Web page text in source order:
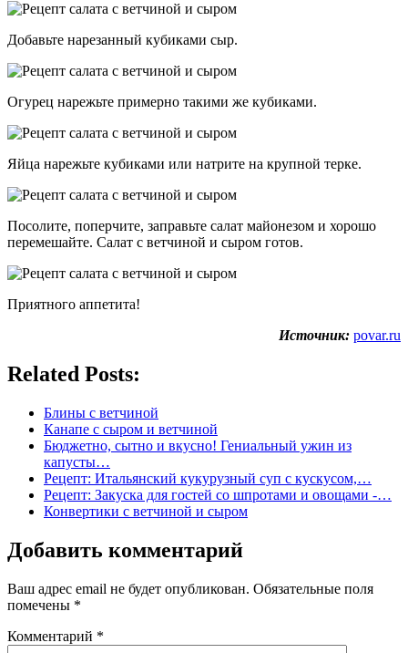
Добавьте нарезанный кубиками сыр.
Огурец нарежьте примерно такими же кубиками.
Яйца нарежьте кубиками или натрите на крупной терке.
Посолите, поперчите, заправьте салат майонезом и хорошо
перемешайте. Салат с ветчиной и сыром готов.
Приятного аппетита!
Источник: povar.ru
Related Posts:
Блины с ветчиной
Канапе с сыром и ветчиной
Бюджетно, сытно и вкусно! Гениальный ужин из
капусты…
Рецепт: Итальянский кукурузный суп с кускусом,…
Рецепт: Закуска для гостей со шпротами и овощами -…
Конвертики с ветчиной и сыром
Добавить комментарий
Ваш адрес email не будет опубликован. Обязательные поля
помечены *
Комментарий *